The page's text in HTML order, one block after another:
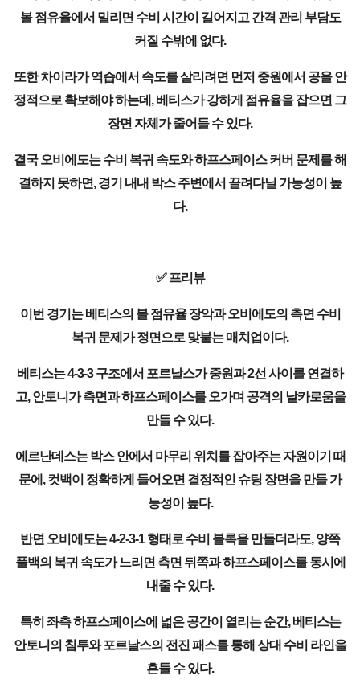
볼 점유율에서 밀리면 수비 시간이 길어지고 간격 관리 부담도
커질 수밖에 없다.
또한 차이라가 역습에서 속도를 살리려면 먼저 중원에서 공을 안
정적으로 확보해야 하는데, 베티스가 강하게 점유율을 잡으면 그
장면 자체가 줄어들 수 있다.
결국 오비에도는 수비 복귀 속도와 하프스페이스 커버 문제를 해
결하지 못하면, 경기 내내 박스 주변에서 끌려다닐 가능성이 높
다.
✅ 프리뷰
이번 경기는 베티스의 볼 점유율 장악과 오비에도의 측면 수비
복귀 문제가 정면으로 맞붙는 매치업이다.
베티스는 4-3-3 구조에서 포르날스가 중원과 2선 사이를 연결하
고, 안토니가 측면과 하프스페이스를 오가며 공격의 날카로움을
만들 수 있다.
에르난데스는 박스 안에서 마무리 위치를 잡아주는 자원이기 때
문에, 컷백이 정확하게 들어오면 결정적인 슈팅 장면을 만들 가
능성이 높다.
반면 오비에도는 4-2-3-1 형태로 수비 블록을 만들더라도, 양쪽
풀백의 복귀 속도가 느리면 측면 뒤쪽과 하프스페이스를 동시에
내줄 수 있다.
특히 좌측 하프스페이스에 넓은 공간이 열리는 순간, 베티스는
안토니의 침투와 포르날스의 전진 패스를 통해 상대 수비 라인을
흔들 수 있다.